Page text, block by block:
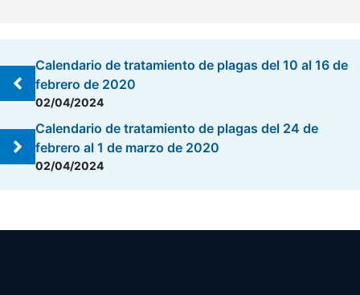
Calendario de tratamiento de plagas del 10 al 16 de
febrero de 2020
02/04/2024
Calendario de tratamiento de plagas del 24 de
febrero al 1 de marzo de 2020
02/04/2024